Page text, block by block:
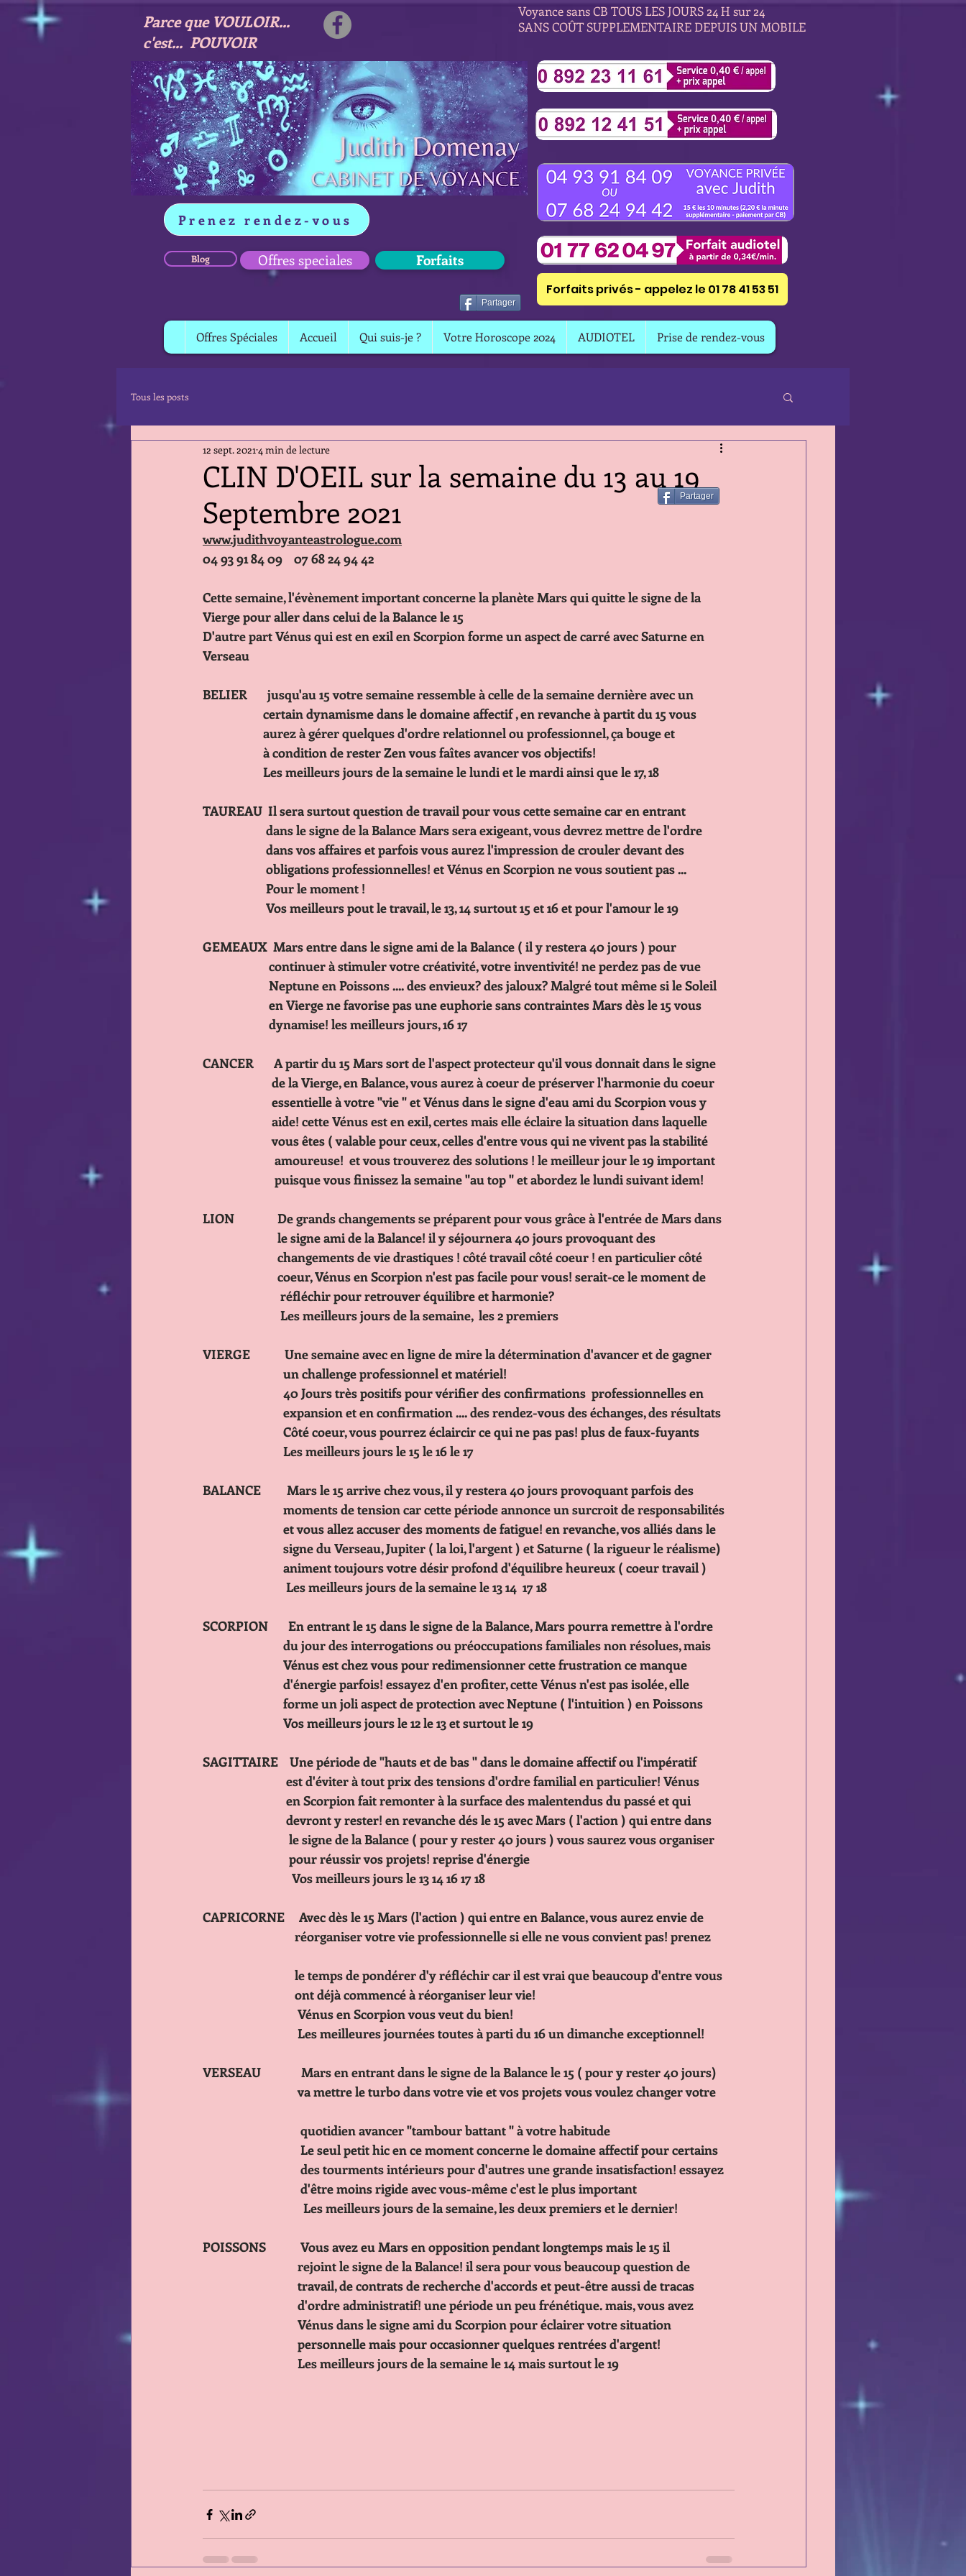
Voyance sans CB TOUS LES JOURS 24 H sur 24
SANS COÛT SUPPLEMENTAIRE DEPUIS UN MOBILE
Parce que VOULOIR...
c'est... POUVOIR
Prenez rendez-vous
Blog Offres speciales Forfaits
Partager
Forfaits privés - appelez le 01 78 41 53 51
Offres Spéciales Accueil Qui suis-je ? Votre Horoscope 2024 AUDIOTEL Prise de rendez-vous
Tous les posts
CLIN D'OEIL sur la semaine du 13 au 19
Septembre 2021
12 sept. 2021 4 min de lecture
www.judithvoyanteastrologue.com
04 93 91 84 09    07 68 24 94 42
Cette semaine, l'évènement important concerne la planète Mars qui quitte le signe de la
Vierge pour aller dans celui de la Balance le 15
D'autre part Vénus qui est en exil en Scorpion forme un aspect de carré avec Saturne en
Verseau
BELIER       jusqu'au 15 votre semaine ressemble à celle de la semaine dernière avec un
                     certain dynamisme dans le domaine affectif , en revanche à partit du 15 vous
                     aurez à gérer quelques d'ordre relationnel ou professionnel, ça bouge et
                     à condition de rester Zen vous faîtes avancer vos objectifs!
                     Les meilleurs jours de la semaine le lundi et le mardi ainsi que le 17, 18
TAUREAU  Il sera surtout question de travail pour vous cette semaine car en entrant
                      dans le signe de la Balance Mars sera exigeant, vous devrez mettre de l'ordre
                      dans vos affaires et parfois vous aurez l'impression de crouler devant des
                      obligations professionnelles! et Vénus en Scorpion ne vous soutient pas ...
                      Pour le moment !
                      Vos meilleurs pout le travail, le 13, 14 surtout 15 et 16 et pour l'amour le 19
GEMEAUX  Mars entre dans le signe ami de la Balance ( il y restera 40 jours ) pour
                       continuer à stimuler votre créativité, votre inventivité! ne perdez pas de vue
                       Neptune en Poissons .... des envieux? des jaloux? Malgré tout même si le Soleil
                       en Vierge ne favorise pas une euphorie sans contraintes Mars dès le 15 vous
                       dynamise! les meilleurs jours, 16 17
CANCER       A partir du 15 Mars sort de l'aspect protecteur qu'il vous donnait dans le signe
                        de la Vierge, en Balance, vous aurez à coeur de préserver l'harmonie du coeur
                        essentielle à votre "vie " et Vénus dans le signe d'eau ami du Scorpion vous y
                        aide! cette Vénus est en exil, certes mais elle éclaire la situation dans laquelle
                        vous êtes ( valable pour ceux, celles d'entre vous qui ne vivent pas la stabilité
                         amoureuse!  et vous trouverez des solutions ! le meilleur jour le 19 important
                         puisque vous finissez la semaine "au top " et abordez le lundi suivant idem!
LION               De grands changements se préparent pour vous grâce à l'entrée de Mars dans
                          le signe ami de la Balance! il y séjournera 40 jours provoquant des
                          changements de vie drastiques ! côté travail côté coeur ! en particulier côté
                          coeur, Vénus en Scorpion n'est pas facile pour vous! serait-ce le moment de
                           réfléchir pour retrouver équilibre et harmonie?
                           Les meilleurs jours de la semaine,  les 2 premiers
VIERGE            Une semaine avec en ligne de mire la détermination d'avancer et de gagner
                            un challenge professionnel et matériel!
                            40 Jours très positifs pour vérifier des confirmations  professionnelles en
                            expansion et en confirmation .... des rendez-vous des échanges, des résultats
                            Côté coeur, vous pourrez éclaircir ce qui ne pas pas! plus de faux-fuyants
                            Les meilleurs jours le 15 le 16 le 17
BALANCE         Mars le 15 arrive chez vous, il y restera 40 jours provoquant parfois des
                            moments de tension car cette période annonce un surcroit de responsabilités
                            et vous allez accuser des moments de fatigue! en revanche, vos alliés dans le
                            signe du Verseau, Jupiter ( la loi, l'argent ) et Saturne ( la rigueur le réalisme)
                            animent toujours votre désir profond d'équilibre heureux ( coeur travail )
                             Les meilleurs jours de la semaine le 13 14  17 18
SCORPION       En entrant le 15 dans le signe de la Balance, Mars pourra remettre à l'ordre
                            du jour des interrogations ou préoccupations familiales non résolues, mais
                            Vénus est chez vous pour redimensionner cette frustration ce manque
                            d'énergie parfois! essayez d'en profiter, cette Vénus n'est pas isolée, elle
                            forme un joli aspect de protection avec Neptune ( l'intuition ) en Poissons
                            Vos meilleurs jours le 12 le 13 et surtout le 19
SAGITTAIRE    Une période de "hauts et de bas " dans le domaine affectif ou l'impératif
                             est d'éviter à tout prix des tensions d'ordre familial en particulier! Vénus
                             en Scorpion fait remonter à la surface des malentendus du passé et qui
                             devront y rester! en revanche dés le 15 avec Mars ( l'action ) qui entre dans
                              le signe de la Balance ( pour y rester 40 jours ) vous saurez vous organiser
                              pour réussir vos projets! reprise d'énergie
                               Vos meilleurs jours le 13 14 16 17 18
CAPRICORNE     Avec dès le 15 Mars (l'action ) qui entre en Balance, vous aurez envie de
                                le temps de pondérer d'y réfléchir car il est vrai que beaucoup d'entre vous
                                ont déjà commencé à réorganiser leur vie!
                                 Vénus en Scorpion vous veut du bien!
                                 Les meilleures journées toutes à parti du 16 un dimanche exceptionnel!
VERSEAU              Mars en entrant dans le signe de la Balance le 15 ( pour y rester 40 jours)
                                 va mettre le turbo dans votre vie et vos projets vous voulez changer votre
                                  quotidien avancer "tambour battant " à votre habitude
                                  Le seul petit hic en ce moment concerne le domaine affectif pour certains
                                  des tourments intérieurs pour d'autres une grande insatisfaction! essayez
                                  d'être moins rigide avec vous-même c'est le plus important
                                   Les meilleurs jours de la semaine, les deux premiers et le dernier!
POISSONS            Vous avez eu Mars en opposition pendant longtemps mais le 15 il
                                 rejoint le signe de la Balance! il sera pour vous beaucoup question de
                                 travail, de contrats de recherche d'accords et peut-être aussi de tracas
                                 d'ordre administratif! une période un peu frénétique. mais, vous avez
                                 Vénus dans le signe ami du Scorpion pour éclairer votre situation
                                 personnelle mais pour occasionner quelques rentrées d'argent!
                                 Les meilleurs jours de la semaine le 14 mais surtout le 19
Partager